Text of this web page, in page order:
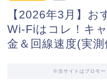
【2026年3月】お
Wi-Fiはコレ！キ
金＆回線速度(実
※当サイトはプロモー